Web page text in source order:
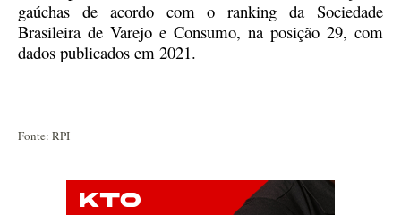
gaúchas de acordo com o ranking da Sociedade
Brasileira de Varejo e Consumo, na posição 29, com
dados publicados em 2021.
Fonte: RPI